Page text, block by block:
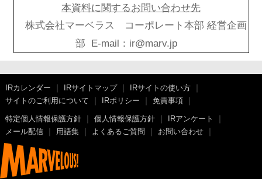
本資料に関するお問い合わせ先
株式会社マーベラス コーポレート本部 経営企画
部 E-mail： ir@marv.jp
IRカレンダー IRサイトマップ
IRサイトの使い方
サイトのご利用について
IRポリシー 免責事項
特定個人情報保護方針 個人情報保護方針
IRアンケート
メール配信
用語集 よくあるご質問 お問い合わせ